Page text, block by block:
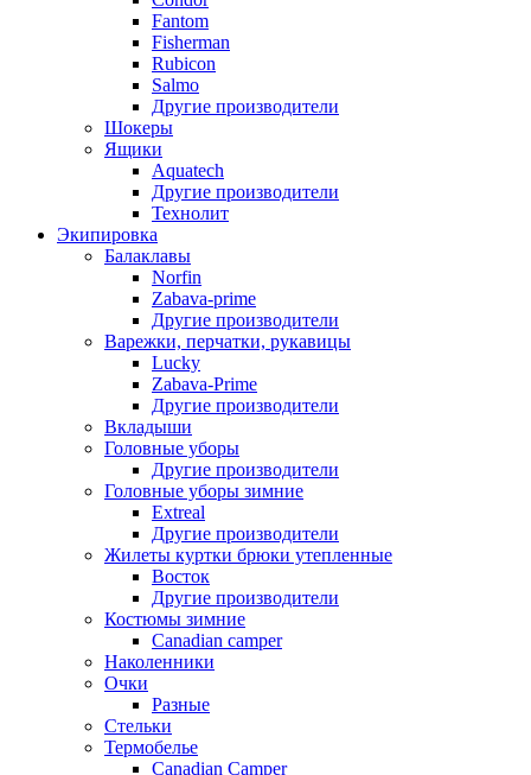
Fantom
Fisherman
Rubicon
Salmo
Другие производители
Шокеры
Ящики
Aquatech
Другие производители
Технолит
Экипировка
Балаклавы
Norfin
Zabava-prime
Другие производители
Варежки, перчатки, рукавицы
Lucky
Zabava-Prime
Другие производители
Вкладыши
Головные уборы
Другие производители
Головные уборы зимние
Extreal
Другие производители
Жилеты куртки брюки утепленные
Восток
Другие производители
Костюмы зимние
Canadian camper
Наколенники
Очки
Разные
Стельки
Термобелье
Canadian Camper